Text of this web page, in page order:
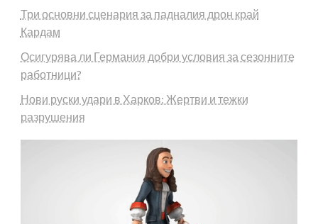
Три основни сценария за падналия дрон край
Кардам
Осигурява ли Германия добри условия за сезонните
работници?
Нови руски удари в Харков: Жертви и тежки
разрушения